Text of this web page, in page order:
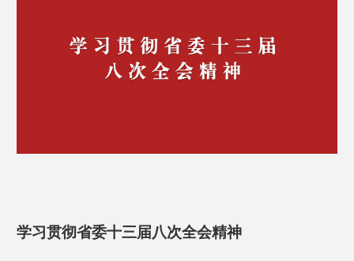
学习贯彻省委十三届八次全会精神